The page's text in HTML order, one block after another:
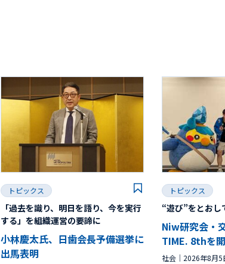
トピックス
「過去を識り、明日を語り、今を実行
する」を組織運営の要諦に
小林慶太氏、日歯会長予備選挙に
出馬表明
トピックス
“遊び”をとおし
Niw研究会・
TIME. 8thを
社会 2026年8月5